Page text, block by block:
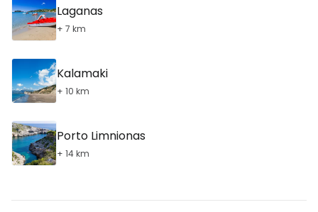
Laganas
+ 7 km
Kalamaki
+ 10 km
Porto Limnionas
+ 14 km